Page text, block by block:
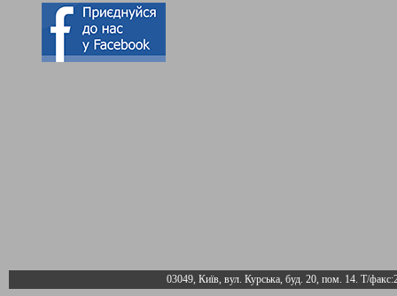
03049, Київ, вул. Курська, буд. 20, пом. 14. Т/